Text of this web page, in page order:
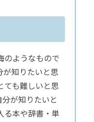
のようなもので
が知りたいと思
ても難しいと思
が知りたいと
る本や辞書・単